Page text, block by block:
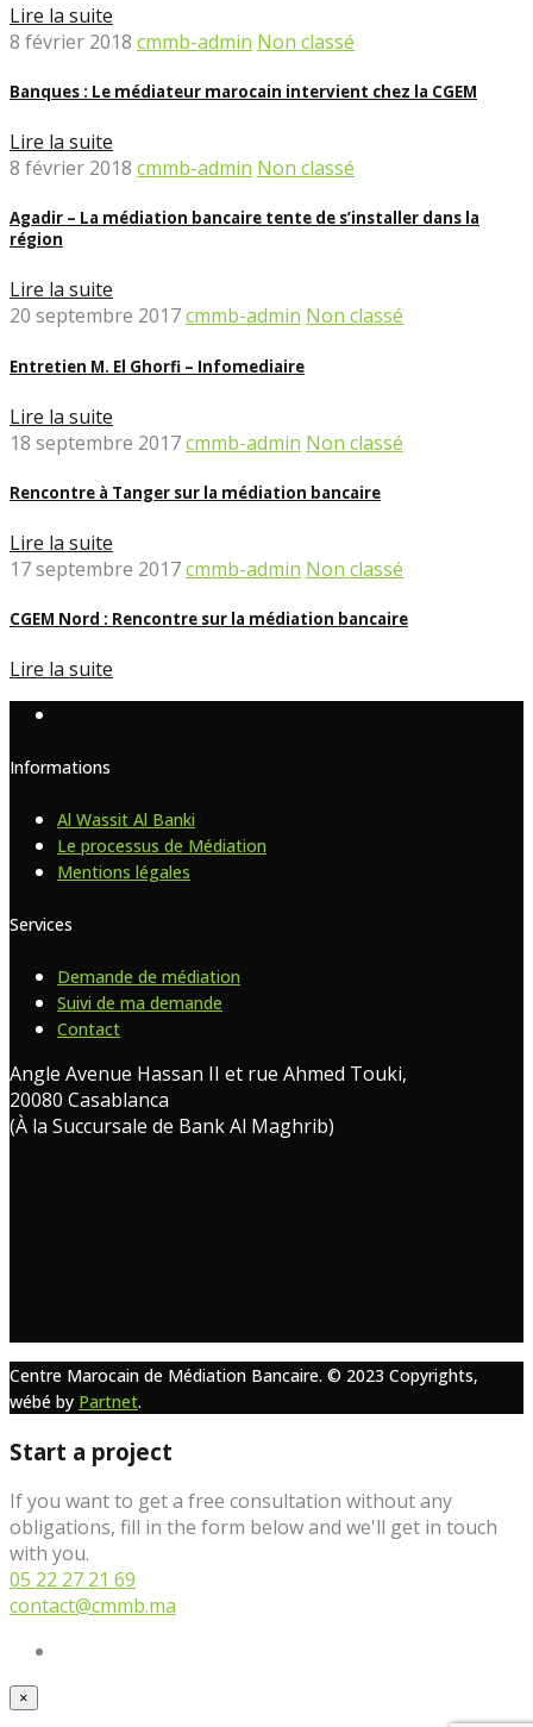
Lire la suite
8 février 2018 cmmb-admin Non classé
Banques : Le médiateur marocain intervient chez la CGEM
Lire la suite
8 février 2018 cmmb-admin Non classé
Agadir – La médiation bancaire tente de s’installer dans la
région
Lire la suite
20 septembre 2017cmmb-admin Non classé
Entretien M. El Ghorfi – Infomediaire
Lire la suite
18 septembre 2017cmmb-admin Non classé
Rencontre à Tanger sur la médiation bancaire
Lire la suite
17 septembre 2017cmmb-admin Non classé
CGEM Nord : Rencontre sur la médiation bancaire
Lire la suite
Informations
Al Wassit Al Banki
Le processus de Médiation
Mentions légales
Services
Demande de médiation
Suivi de ma demande
Contact
Angle Avenue Hassan II et rue Ahmed Touki,
20080 Casablanca
(À la Succursale de Bank Al Maghrib)
Centre Marocain de Médiation Bancaire. © 2023 Copyrights,
wébé by Partnet.
Start a project
If you want to get a free consultation without any
obligations, fill in the form below and we'll get in touch
with you.
05 22 27 21 69
contact@cmmb.ma
×